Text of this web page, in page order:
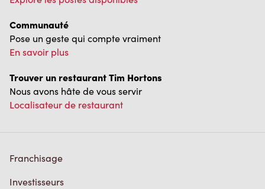
Communauté
Pose un geste qui compte vraiment
En savoir plus
Trouver un restaurant Tim Hortons
Nous avons hâte de vous servir
Localisateur de restaurant
Franchisage
Investisseurs